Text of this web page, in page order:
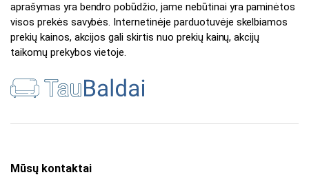
aprašymas yra bendro pobūdžio, jame nebūtinai yra paminėtos
visos prekės savybės. Internetinėje parduotuvėje skelbiamos
prekių kainos, akcijos gali skirtis nuo prekių kainų, akcijų
taikomų prekybos vietoje.
Mūsų kontaktai